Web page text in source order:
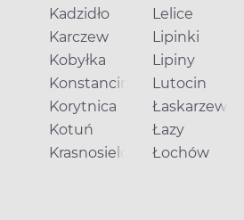
Kadzidło
Karczew
Kobyłka
Konstancin-Jeziorna
Korytnica
Kotuń
Krasnosielc
Lelice
Lipinki
Lipiny
Lutocin
Łaskarzew
Łazy
Łochów